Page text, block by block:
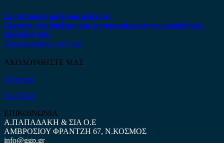
Δεν βρήκατε αυτό που ψάχνετε;
Είμαστε στη διάθεση σας να απαντήσουμε σε οποιαδήποτε
ερώτηση σας.
Επικοινωνήστε μαζί μας
ΑΚΟΛΟΥΘΗΣΤΕ ΜΑΣ
Facebook
ΧΑΡΤΗΣ
ΕΠΙΚΟΙΝΩΝΙΑ
Α.ΠΑΠΑΔΑΚΗ & ΣΙΑ Ο.Ε
ΑΜΒΡΟΣΙΟΥ ΦΡΑΝΤΖΗ 67, Ν.ΚΟΣΜΟΣ
info@ggp.gr